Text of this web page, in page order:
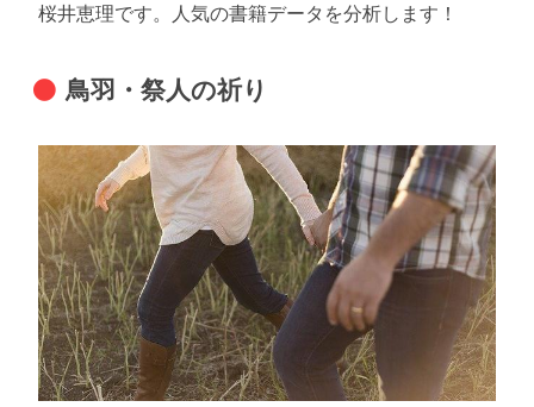
桜井恵理です。人気の書籍データを分析します！
鳥羽・祭人の祈り